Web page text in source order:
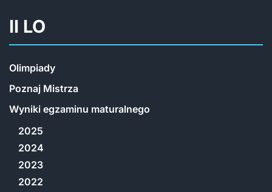
II LO
Olimpiady
Poznaj Mistrza
Wyniki egzaminu maturalnego
2025
2024
2023
2022